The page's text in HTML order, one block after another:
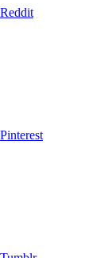
Reddit
Pinterest